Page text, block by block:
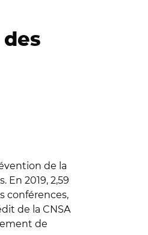
de la
2019, 2,59
conférences,
de la CNSA
de